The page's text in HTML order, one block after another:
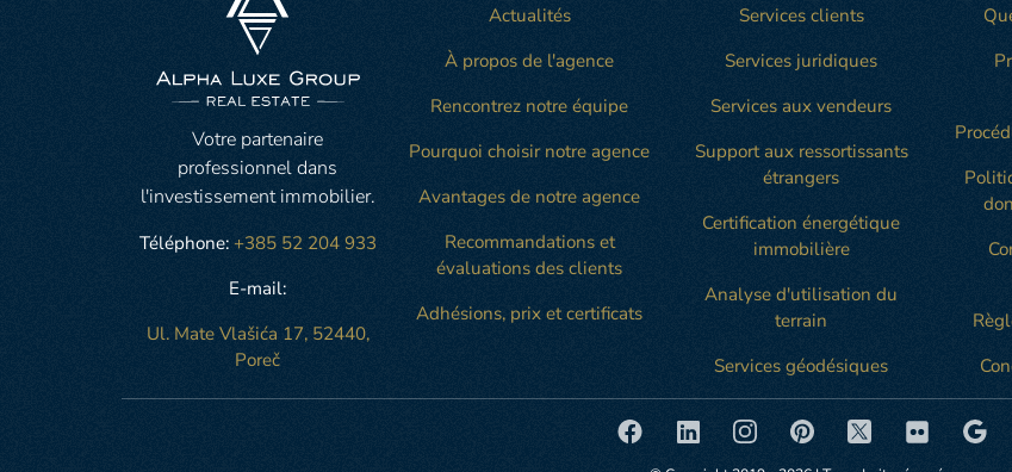
Votre partenaire
professionnel dans
l'investissement immobilier.
Téléphone: +385 52 204 933
E-mail:
Ul. Mate Vlašića 17, 52440,
Poreč
Actualités
À propos de l'agence
Rencontrez notre équipe
Pourquoi choisir notre agence
Avantages de notre agence
Recommandations et
évaluations des clients
Adhésions, prix et certificats
Services clients
Services juridiques
Services aux vendeurs
Support aux ressortissants
étrangers
Certification énergétique
immobilière
Analyse d'utilisation du
terrain
Services géodésiques